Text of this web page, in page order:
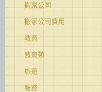
搬家公司
搬家公司費用
教育
教育類
旅遊
服務